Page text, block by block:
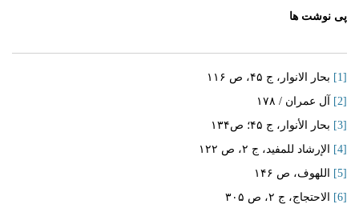
پی نوشت ها
[1]
بحار الانوار، ج ۴۵، ص ۱۱۶
[2]
آل عمران / ۱۷۸
[3]
بحار الأنوار، ج ۴۵؛ ص۱۳۴
[4]
الإرشاد للمفید، ج ۲، ص ۱۲۲
[5]
اللهوف، ص ۱۴۶
[6]
الاحتجاج، ج ۲، ص ۳۰۵